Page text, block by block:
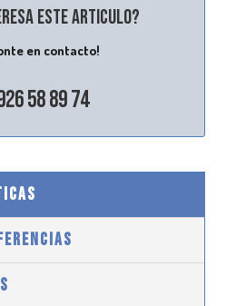
este articulo?
en contacto!
58 89 74